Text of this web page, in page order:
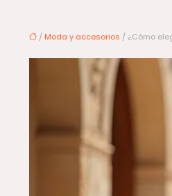
/ Moda y accesorios / ¿Cómo